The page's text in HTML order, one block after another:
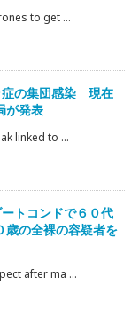
to get ...
症の集団感染 現在
が発表
linked to ...
トコンドで６０代
の全裸の容疑者を
after ma ...